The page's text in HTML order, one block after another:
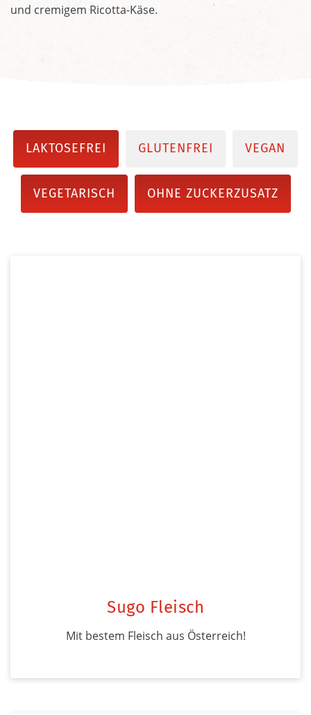
und cremigem Ricotta-Käse.
LAKTOSEFREI GLUTENFREI VEGAN
VEGETARISCH OHNE ZUCKERZUSATZ
Sugo Fleisch
Mit bestem Fleisch aus Österreich!